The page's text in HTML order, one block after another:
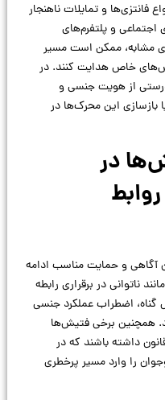
فانتزی‌ها و تمایلات ناهنجار
اجتماعی و پلتفرم‌های
مشابه، ممکن است مسیر
خاص هدایت کنند. در
از هویت جنسی و
بازسازی این محرک‌ها در
در
آگاهی و حمایت مناسب ادامه
ناتوانی در برقراری رابطه
اضطراب عملکرد جنسی
همچنین برخی فتیش‌ها
داشته باشند که در
را وارد مسیر پرخطری